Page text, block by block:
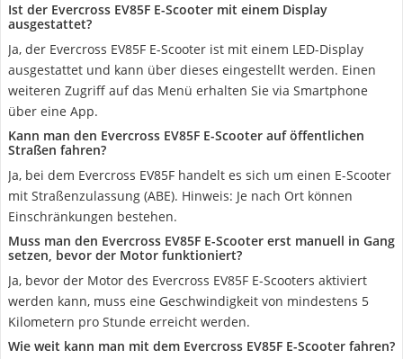
Ist der Evercross EV85F E-Scooter mit einem Display
ausgestattet?
Ja, der Evercross EV85F E-Scooter ist mit einem LED-Display
ausgestattet und kann über dieses eingestellt werden. Einen
weiteren Zugriff auf das Menü erhalten Sie via Smartphone
über eine App.
Kann man den Evercross EV85F E-Scooter auf öffentlichen
Straßen fahren?
Ja, bei dem Evercross EV85F handelt es sich um einen E-Scooter
mit Straßenzulassung (ABE). Hinweis: Je nach Ort können
Einschränkungen bestehen.
Muss man den Evercross EV85F E-Scooter erst manuell in Gang
setzen, bevor der Motor funktioniert?
Ja, bevor der Motor des Evercross EV85F E-Scooters aktiviert
werden kann, muss eine Geschwindigkeit von mindestens 5
Kilometern pro Stunde erreicht werden.
Wie weit kann man mit dem Evercross EV85F E-Scooter fahren?